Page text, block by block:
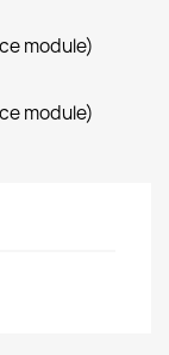
module)
module)